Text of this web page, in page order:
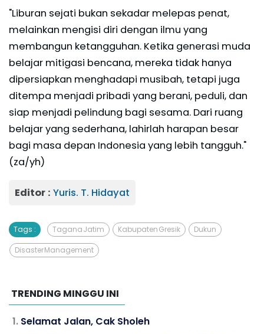
"Liburan sejati bukan sekadar melepas penat,
melainkan mengisi diri dengan ilmu yang
membangun ketangguhan. Ketika generasi muda
belajar mitigasi bencana, mereka tidak hanya
dipersiapkan menghadapi musibah, tetapi juga
ditempa menjadi pribadi yang berani, peduli, dan
siap menjadi pelindung bagi sesama. Dari ruang
belajar yang sederhana, lahirlah harapan besar
bagi masa depan Indonesia yang lebih tangguh."
(za/yh)
Editor : Yuris. T. Hidayat
Tags : Tagana Jatim Kabupaten Gresik Dukun
Disaster Management
TRENDING MINGGU INI
Selamat Jalan, Cak Sholeh